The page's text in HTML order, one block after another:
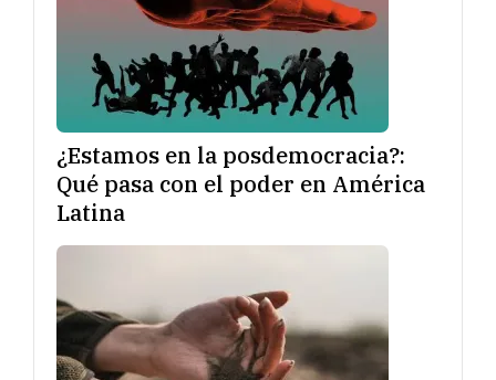
¿Estamos en la posdemocracia?:
Qué pasa con el poder en América
Latina